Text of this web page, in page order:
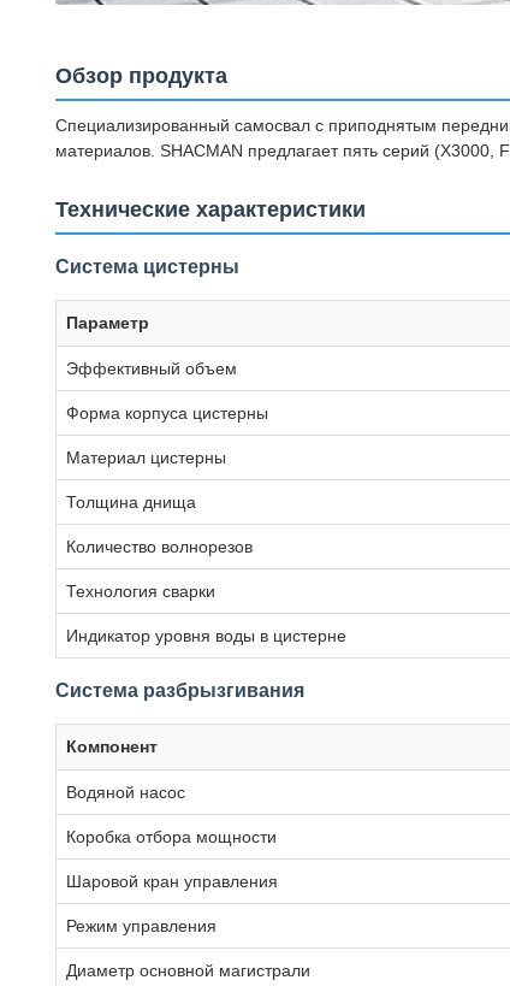
Обзор продукта
Специализированный самосвал с приподнятым
материалов. SHACMAN предлагает пять серий
Технические характеристики
Система цистерны
Параметр
Эффективный объем
Форма корпуса цистерны
Материал цистерны
Толщина днища
Количество волнорезов
Технология сварки
Индикатор уровня воды в цистерне
Система разбрызгивания
Компонент
Водяной насос
Коробка отбора мощности
Шаровой кран управления
Режим управления
Диаметр основной магистрали